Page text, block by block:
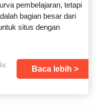
pembelajaran, tetapi
bagian besar dari
situs dengan
Baca lebih